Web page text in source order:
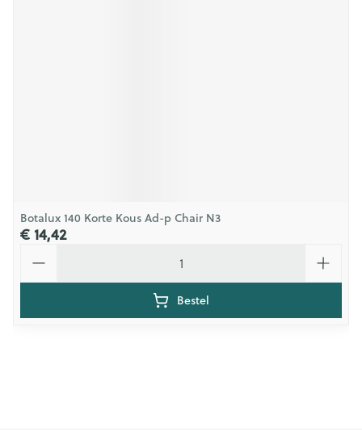
Botalux 140 Korte Kous Ad-p Chair N3
€ 14,42
Bestel